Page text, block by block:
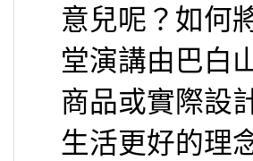
意兒呢？如何
堂演講由巴白
商品或實際設
生活更好的理